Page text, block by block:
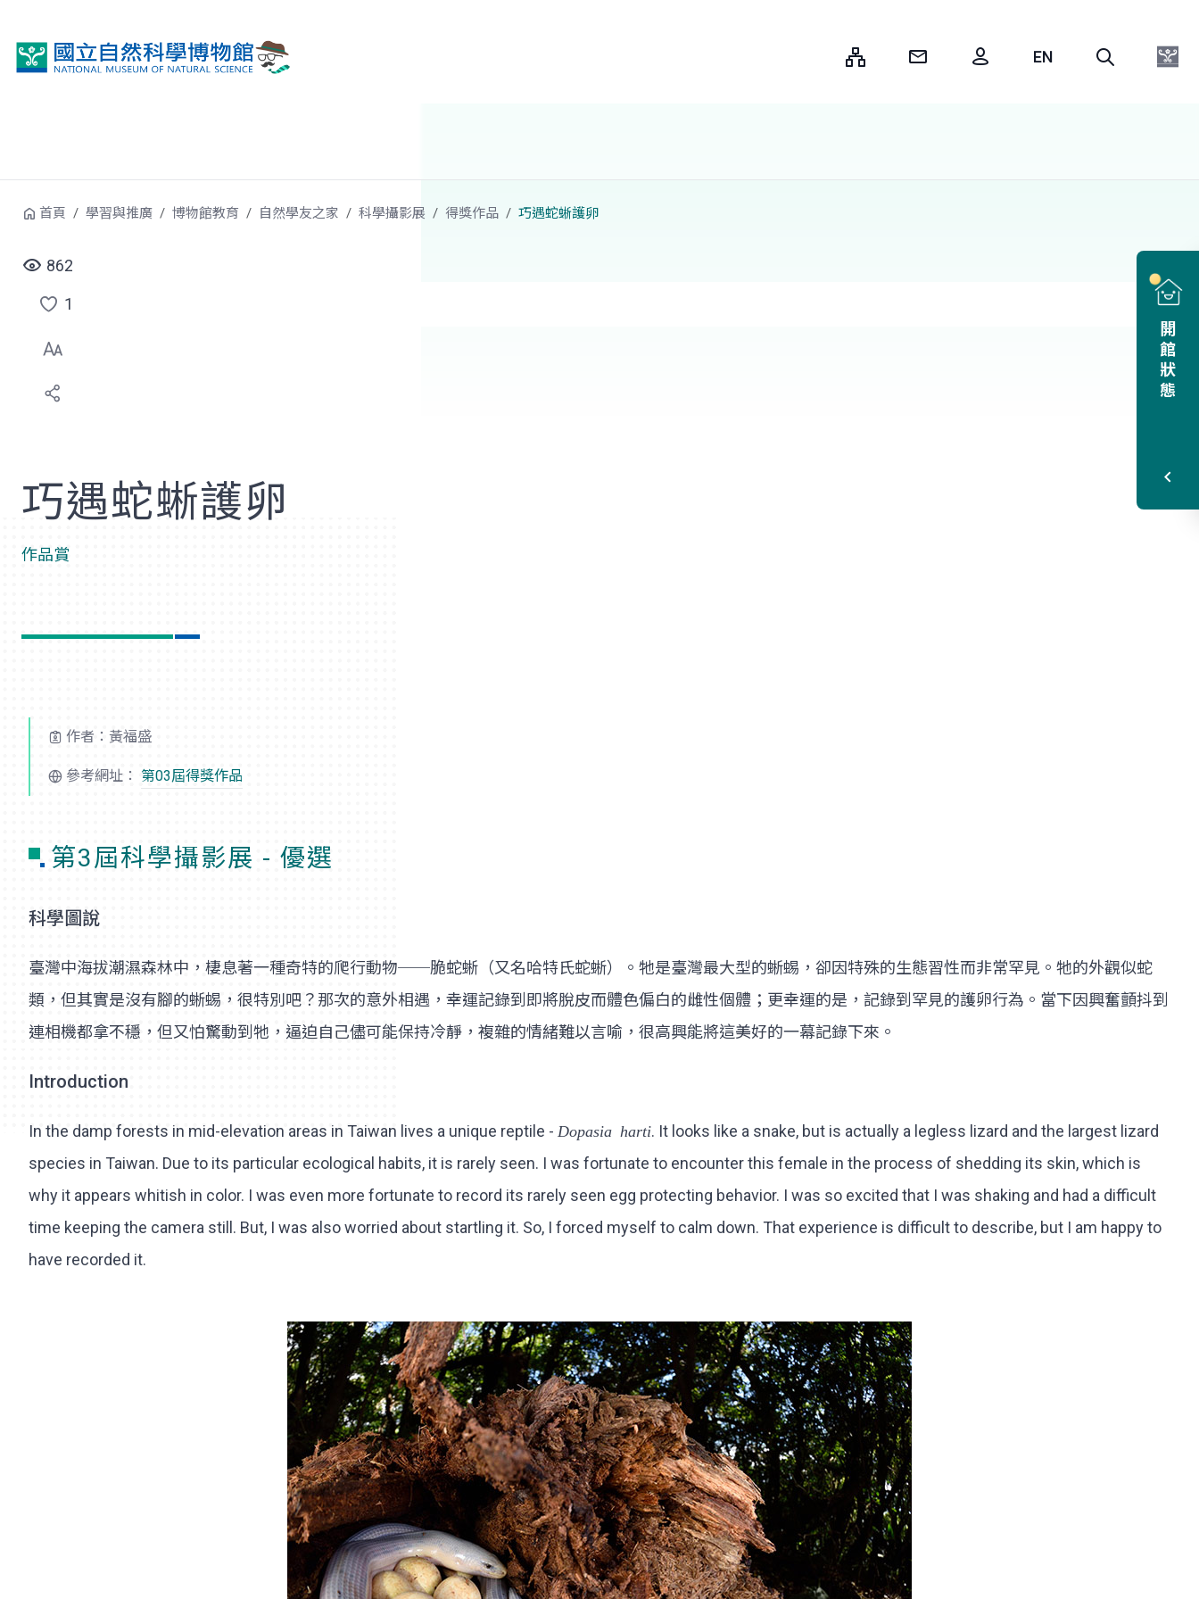
開館狀態
首頁 學習與推廣 博物館教育 自然學友之家 科學攝影展 得獎作品 巧遇蛇蜥護卵
862
點
選
喜
1
巧遇蛇蜥護卵
作品賞
作者：黃福盛
參考網址： 第03屆得獎作品
第3屆科學攝影展 - 優選
科學圖說
臺灣中海拔潮濕森林中，棲息著一種奇特的爬行動物──脆蛇蜥（又名哈特氏蛇蜥）。牠是臺灣最大型的蜥蜴，卻因特殊的生態習性而非常罕見。牠的外觀似蛇
類，但其實是沒有腳的蜥蜴，很特別吧？那次的意外相遇，幸運記錄到即將脫皮而體色偏白的雌性個體；更幸運的是，記錄到罕見的護卵行為。當下因興奮顫抖到
連相機都拿不穩，但又怕驚動到牠，逼迫自己儘可能保持冷靜，複雜的情緒難以言喻，很高興能將這美好的一幕記錄下來。
Introduction
In the damp forests in mid-elevation areas in Taiwan lives a unique reptile - Dopasia harti. It looks like a snake, but is actually a legless lizard and the largest lizard
species in Taiwan. Due to its particular ecological habits, it is rarely seen. I was fortunate to encounter this female in the process of shedding its skin, which is
why it appears whitish in color. I was even more fortunate to record its rarely seen egg protecting behavior. I was so excited that I was shaking and had a difficult
time keeping the camera still. But, I was also worried about startling it. So, I forced myself to calm down. That experience is difficult to describe, but I am happy to
have recorded it.